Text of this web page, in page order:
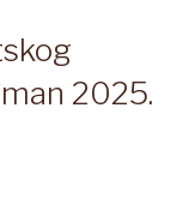
2025.